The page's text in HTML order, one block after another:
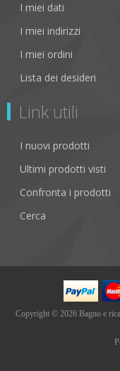
I miei dati
I miei indirizzi
I miei ordini
Lista dei desideri
Link utili
I nuovi prodotti
Ultimi prodotti visti
Confronta i prodotti
Cerca
Copyright © 2026 Bagno e